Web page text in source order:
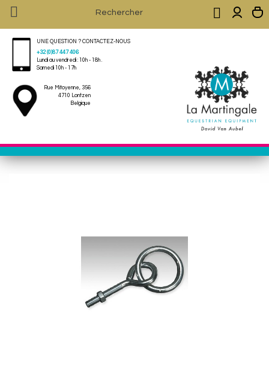
 
UNE QUESTION ? CONTACTEZ-NOUS
+32 (0)87 447 406
Lundi au vendredi : 10h - 18h .
Samedi 10h - 17h
Rue Mitoyenne, 356
4710 Lontzen
Belgique